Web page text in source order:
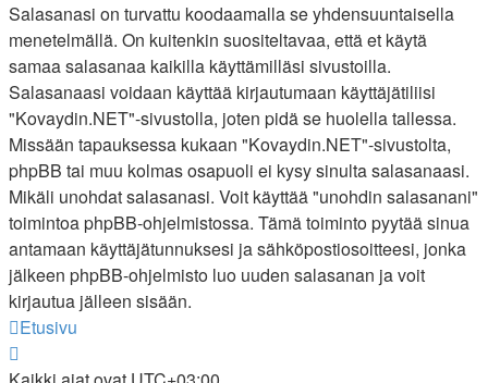
Salasanasi on turvattu koodaamalla se yhdensuuntaisella
menetelmällä. On kuitenkin suositeltavaa, että et käytä
samaa salasanaa kaikilla käyttämilläsi sivustoilla.
Salasanaasi voidaan käyttää kirjautumaan käyttäjätiliisi
"Kovaydin.NET"-sivustolla, joten pidä se huolella tallessa.
Missään tapauksessa kukaan "Kovaydin.NET"-sivustolta,
phpBB tai muu kolmas osapuoli ei kysy sinulta salasanaasi.
Mikäli unohdat salasanasi. Voit käyttää "unohdin salasanani"
toimintoa phpBB-ohjelmistossa. Tämä toiminto pyytää sinua
antamaan käyttäjätunnuksesi ja sähköpostiosoitteesi, jonka
jälkeen phpBB-ohjelmisto luo uuden salasanan ja voit
kirjautua jälleen sisään.
Etusivu